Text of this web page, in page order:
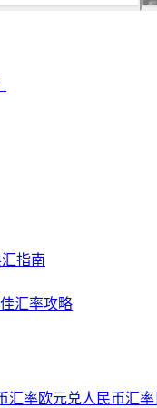
指南
汇率攻略
汇率欧元兑人民币汇率